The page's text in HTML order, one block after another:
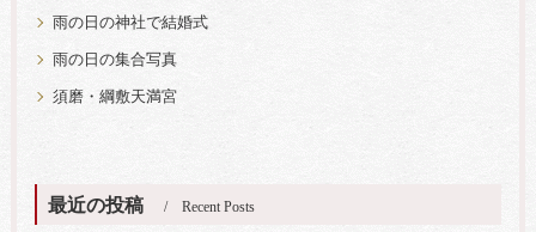
雨の日の神社で結婚式
雨の日の集合写真
須磨・綱敷天満宮
最近の投稿 Recent Posts